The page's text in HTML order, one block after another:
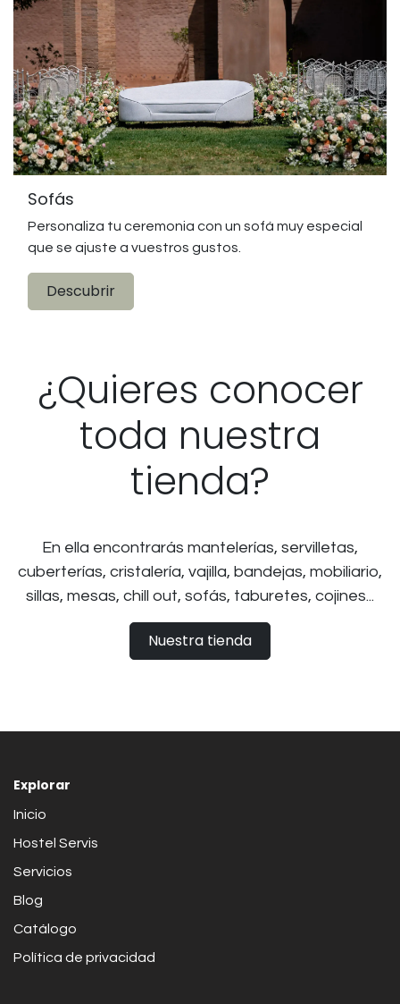
Sofás
Personaliza tu ceremonia con un sofá muy especial
que se ajuste a vuestros gustos.
Descubrir
¿Quieres conocer
toda nuestra
tienda?
En ella encontrarás mantelerías, servilletas,
cuberterías, cristalería, vajilla, bandejas, mobiliario,
sillas, mesas, chill out, sofás, taburetes, cojines...
Nuestra tienda
Explorar
Inicio
Hostel Servis
Servicios
Blog
Catálogo
Política de privacidad